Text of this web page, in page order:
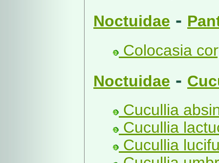
Noctuidae -
Colocasia
Noctuidae -
Cucullia
Cucullia
Cucullia